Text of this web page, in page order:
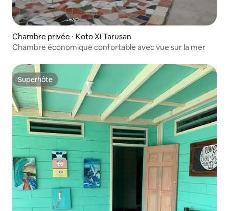
Chambre privée ⋅ Koto XI Tarusan
Chambre économique confortable avec vue sur la mer
Superhôte
Superhôte